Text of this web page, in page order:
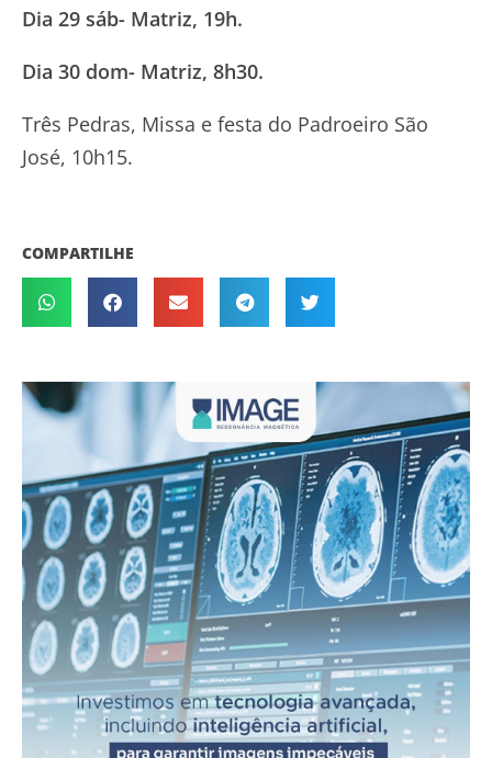
Dia 29 sáb- Matriz, 19h.
Dia 30 dom- Matriz, 8h30.
Três Pedras, Missa e festa do Padroeiro São
José, 10h15.
COMPARTILHE